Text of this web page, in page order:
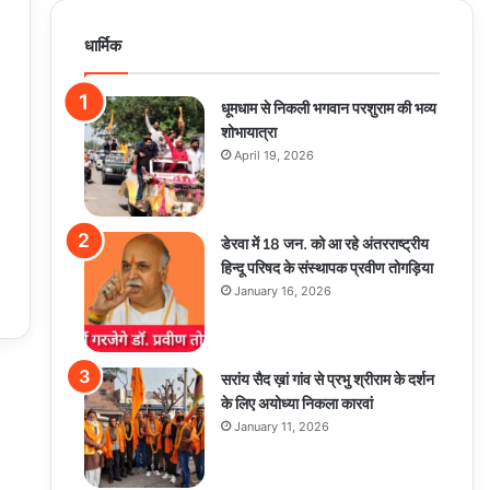
धार्मिक
धूमधाम से निकली भगवान परशुराम की भव्य
शोभायात्रा
April 19, 2026
डेरवा में 18 जन. को आ रहे अंतरराष्ट्रीय
हिन्दू परिषद के संस्थापक प्रवीण तोगड़िया
January 16, 2026
सरांय सैद ख़ां गांव से प्रभु श्रीराम के दर्शन
के लिए अयोध्या निकला कारवां
January 11, 2026